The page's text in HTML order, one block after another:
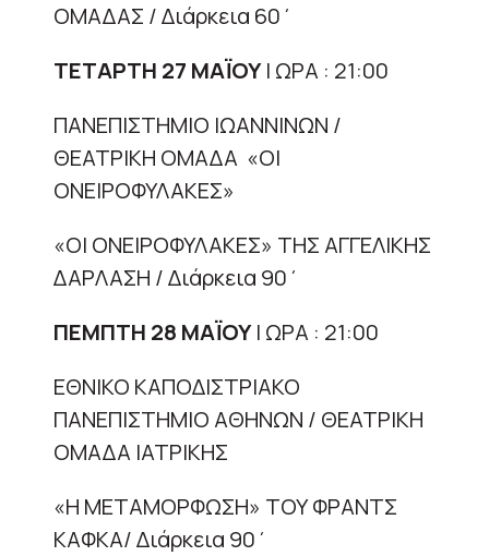
ΟΜΑΔΑΣ / Διάρκεια 60΄
ΤΕΤΑΡΤΗ 27 ΜΑΪΟΥ| ΩΡΑ : 21:00
ΠΑΝΕΠΙΣΤΗΜΙΟ ΙΩΑΝΝΙΝΩΝ /
ΘΕΑΤΡΙΚΗ ΟΜΑΔΑ «ΟΙ
ΟΝΕΙΡΟΦΥΛΑΚΕΣ»
«ΟΙ ΟΝΕΙΡΟΦΥΛΑΚΕΣ» ΤΗΣ ΑΓΓΕΛΙΚΗΣ
ΔΑΡΛΑΣΗ / Διάρκεια 90΄
ΠΕΜΠΤΗ 28 ΜΑΪΟΥ| ΩΡΑ : 21:00
ΕΘΝΙΚΟ ΚΑΠΟΔΙΣΤΡΙΑΚΟ
ΠΑΝΕΠΙΣΤΗΜΙΟ ΑΘΗΝΩΝ / ΘΕΑΤΡΙΚΗ
ΟΜΑΔΑ ΙΑΤΡΙΚΗΣ
«Η ΜΕΤΑΜΟΡΦΩΣΗ» ΤΟΥ ΦΡΑΝΤΣ
ΚΑΦΚΑ/ Διάρκεια 90΄